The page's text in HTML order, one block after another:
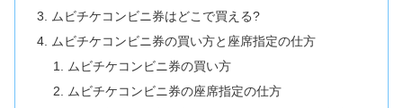
ムビチケコンビニ券はどこで買える?
ムビチケコンビニ券の買い方と座席指定の仕方
ムビチケコンビニ券の買い方
ムビチケコンビニ券の座席指定の仕方